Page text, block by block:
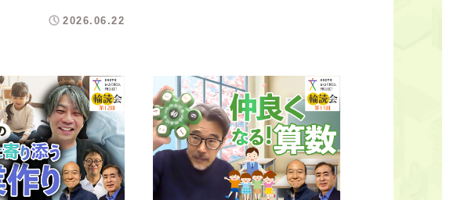
2026.06.22